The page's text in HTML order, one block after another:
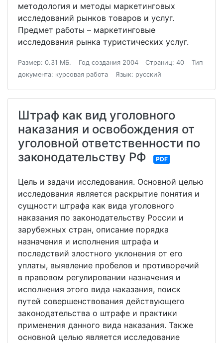
методология и методы маркетинговых
исследований рынков товаров и услуг.
Предмет работы – маркетинговые
исследования рынка туристических услуг.
Размер: 0.31 МБ. Год создания 2004 Страниц: 40
Тип
документа: курсовая работа
Язык: русский
Штраф как вид уголовного
наказания и освобождения от
уголовной ответственности по
законодательству РФ
PDF
Цель и задачи исследования. Основной целью
исследования является раскрытие понятия и
сущности штрафа как вида уголовного
наказания по законодательству России и
зарубежных стран, описание порядка
назначения и исполнения штрафа и
последствий злостного уклонения от его
уплаты, выявление пробелов и противоречий
в правовом регулировании назначения и
исполнения этого вида наказания, поиск
путей совершенствования действующего
законодательства о штрафе и практики
применения данного вида наказания. Также
основной целью является исследование